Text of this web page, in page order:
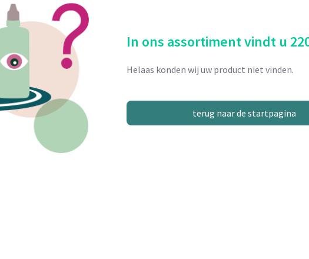
In ons assortiment vindt u
Helaas konden wij uw product niet vinden.
terug naar de startpagina